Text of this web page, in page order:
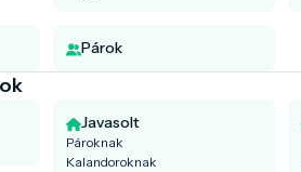
Párok
Javasolt
Pároknak
Kalandoroknak